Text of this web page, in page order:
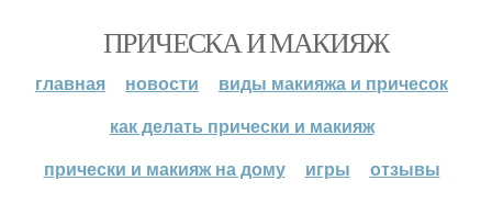
ПРИЧЕСКА И МАКИЯЖ
главная новости
виды макияжа и причесок
как делать прически и макияж
прически и макияж на дому
игры отзывы